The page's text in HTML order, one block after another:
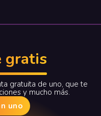
gratis
gratuita de uno, que te
y mucho más.
uno